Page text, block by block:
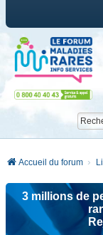
Accueil du forum
3 millions de